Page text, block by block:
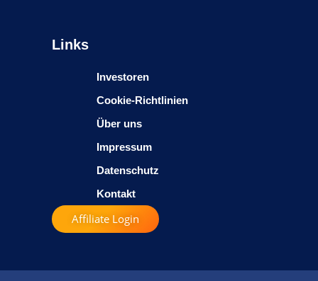
Links
Investoren
Cookie-Richtlinien
Über uns
Impressum
Datenschutz
Kontakt
Affiliate Login